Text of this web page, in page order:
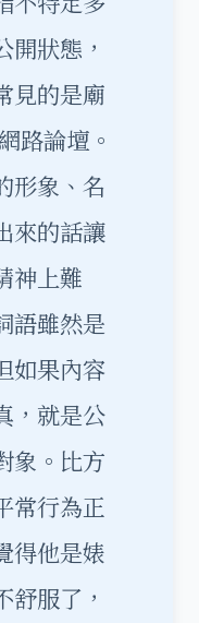
狀態，
見的是廟
路論壇。
形象、名
來的話讓
神上難
語雖然是
如果內容
，就是公
象。比方
常行為正
得他是婊
服了，